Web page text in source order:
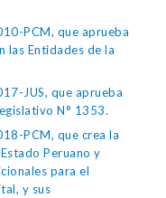
PCM, que aprueba
las Entidades de la
JUS, que aprueba
N° 1353.
PCM, que crea la
Peruano y
para el
y sus